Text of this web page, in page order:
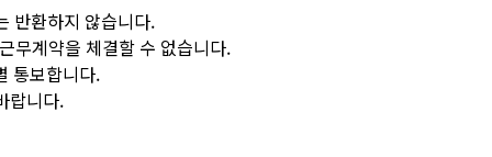
반환하지 않습니다.
무계약을 체결할 수 없습니다.
통보합니다.
랍니다.